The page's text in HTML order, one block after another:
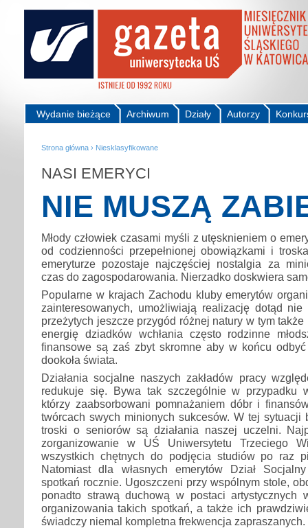
Autorzy
Działy
Archiwum
Wydanie bieżące
Strona główna › Niesklasyfikowane
NASI EMERYCI
NIE MUSZĄ
Młody człowiek czasami myśli z utęsknieniem o
od codzienności przepełnionej obowiązkami i
emeryturze pozostaje najczęściej nostalgia za
czas do zagospodarowania. Nierzadko doskwiera
Popularne w krajach Zachodu kluby emerytów
zainteresowanych, umożliwiają realizację dotąd
przeżytych jeszcze przygód różnej natury w tym
energię dziadków wchłania często rodzinne
finansowe są zaś zbyt skromne aby w końcu
dookoła świata.
Działania socjalne naszych zakładów pracy
redukuje się. Bywa tak szczególnie w przypadku
którzy zaabsorbowani pomnażaniem dóbr i
twórcach swych minionych sukcesów. W tej sytuacji
troski o seniorów są działania naszej uczelni.
zorganizowanie w UŚ Uniwersytetu Trzeciego
wszystkich chętnych do podjęcia studiów po raz
Natomiast dla własnych emerytów Dział
spotkań rocznie. Ugoszczeni przy wspólnym stole,
ponadto strawą duchową w postaci artystycznych
organizowania takich spotkań, a także ich
świadczy niemal kompletna frekwencja zapraszanych.